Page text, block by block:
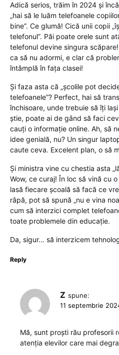
Adică serios, trăim în 2024 și
„hai să le luăm telefoanele
bine”. Ce glumă! Cică unii copii
telefonul”. Păi poate orele sunt
telefonul devine singura
ca să nu adormi, e clar că
întâmplă în fața clasei!
Și faza asta că „școlile pot
telefoanele”? Perfect, hai să
închisoare, unde trebuie să îți
știe, poate ai de gând să faci
cauți o informație online. Ah, să
idee genială, nu? Un singur
caute ceva. Excelent plan, o să
Și ministra vine cu chestia asta
Wow, ce curaj! În loc să vină cu
lasă fiecare școală să facă ce
râpă, pot să spună „nu e vina
cum să interzici complet
toate problemele din educație.
Da, sigur… să interzicem
Reply
Z spune:
11 septembrie
Mă, sunt proști rău profesorii
atenția elevilor care mai